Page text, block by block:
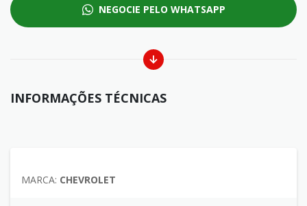
NEGOCIE PELO WHATSAPP
INFORMAÇÕES TÉCNICAS
MARCA: CHEVROLET